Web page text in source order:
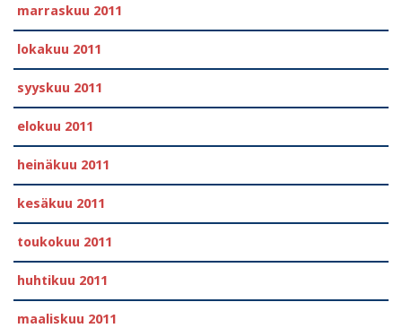
marraskuu 2011
lokakuu 2011
syyskuu 2011
elokuu 2011
heinäkuu 2011
kesäkuu 2011
toukokuu 2011
huhtikuu 2011
maaliskuu 2011